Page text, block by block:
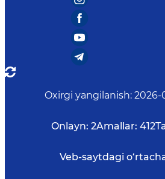
Oxirgi yangilanish: 2026-
Onlayn: 2Amallar: 412
Veb-saytdagi